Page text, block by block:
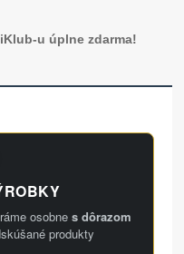
u úplne zdarma!
osobne s dôrazom
produkty